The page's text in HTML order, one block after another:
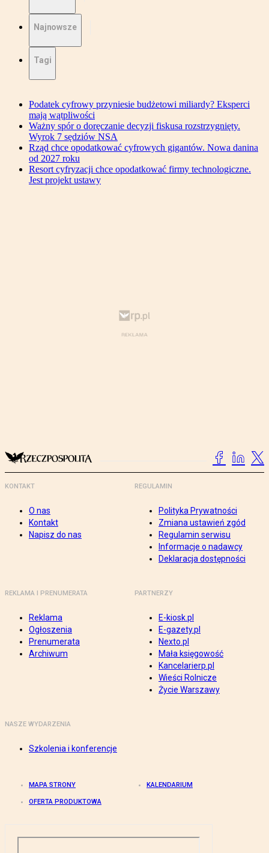
Najnowsze
Tagi
Podatek cyfrowy przyniesie budżetowi miliardy? Eksperci
mają wątpliwości
Ważny spór o doręczanie decyzji fiskusa rozstrzygnięty.
Wyrok 7 sędziów NSA
Rząd chce opodatkować cyfrowych gigantów. Nowa danina
od 2027 roku
Resort cyfryzacji chce opodatkować firmy technologiczne.
Jest projekt ustawy
KONTAKT
O nas
Kontakt
Napisz do nas
REGULAMIN
Polityka Prywatności
Zmiana ustawień zgód
Regulamin serwisu
Informacje o nadawcy
Deklaracja dostępności
REKLAMA I PRENUMERATA
Reklama
Ogłoszenia
Prenumerata
Archiwum
PARTNERZY
E-kiosk.pl
E-gazety.pl
Nexto.pl
Mała księgowość
Kancelarierp.pl
Wieści Rolnicze
Życie Warszawy
NASZE WYDARZENIA
Szkolenia i konferencje
MAPA STRONY KALENDARIUM
OFERTA PRODUKTOWA